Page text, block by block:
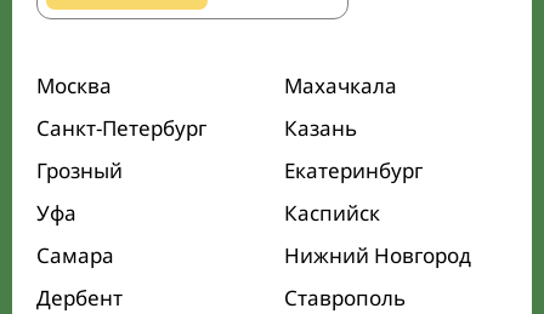
Москва
Махачкала
Санкт-Петербург
Казань
Грозный
Екатеринбург
Уфа
Каспийск
Самара
Нижний Новгород
Дербент
Ставрополь